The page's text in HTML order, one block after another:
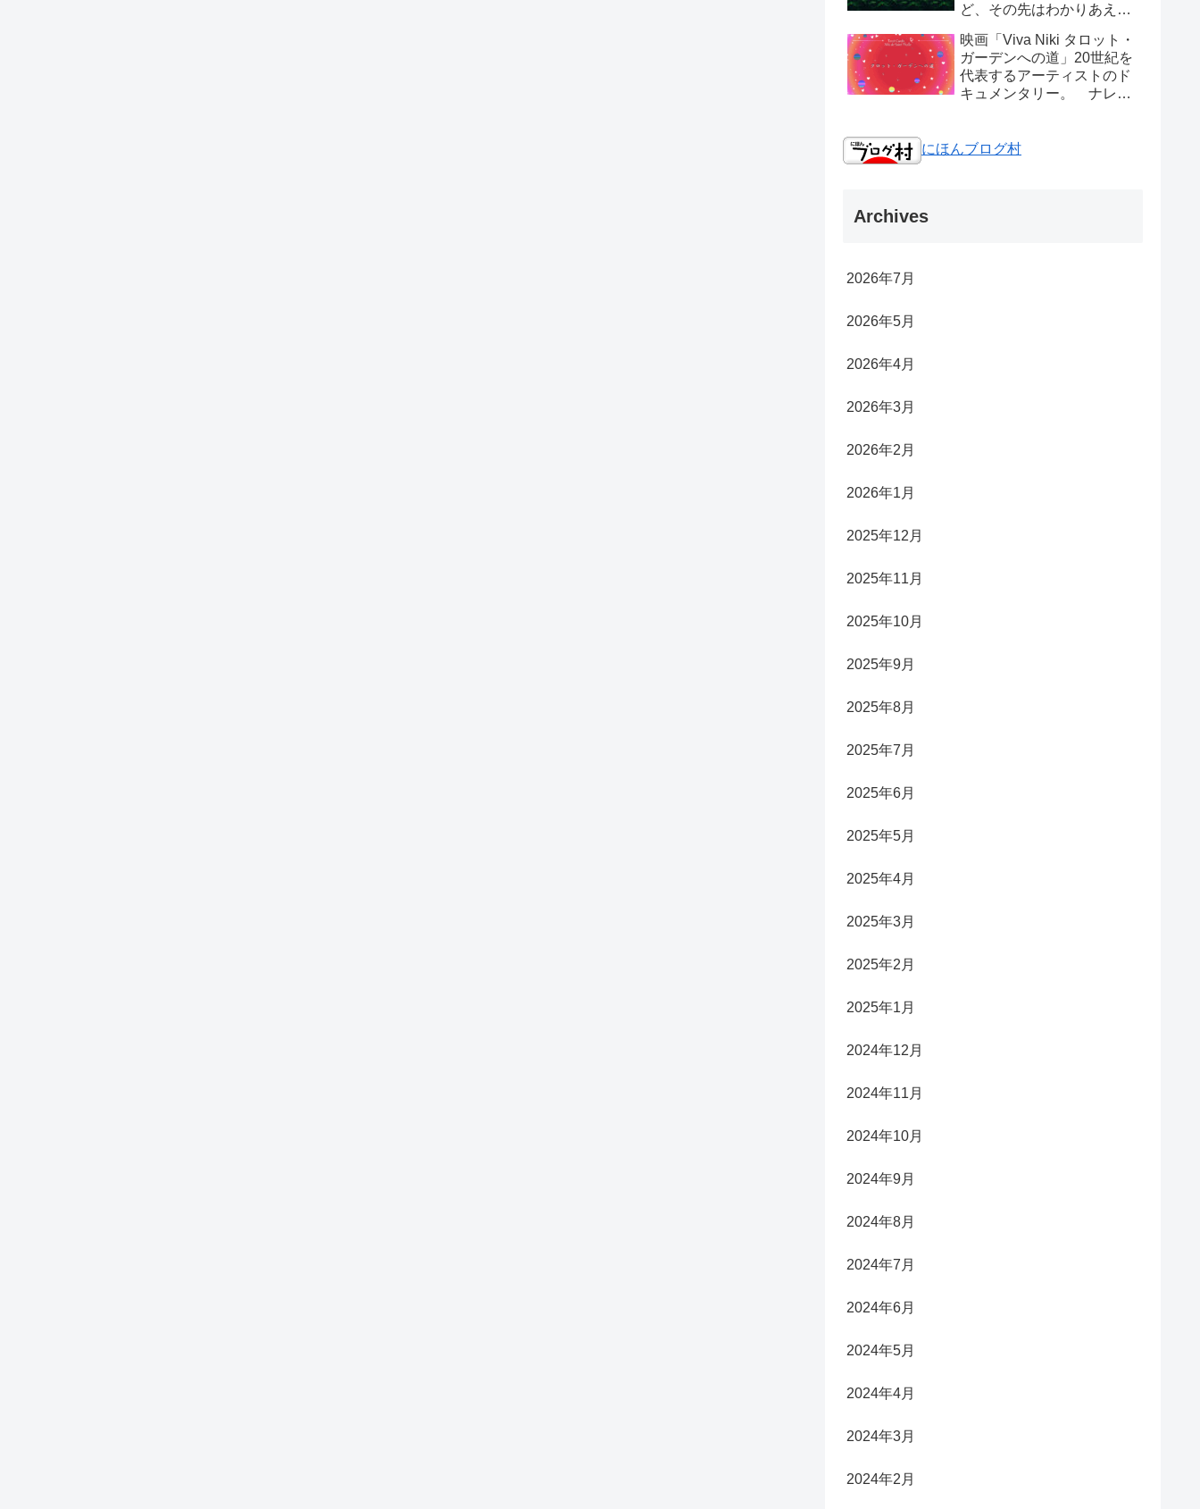
ど、その先はわかりあえな
映画「Viva Niki タロット・
ガーデンへの道」20世紀を
代表するアーティストのド
キュメンタリー。 ナレー
にほんブログ村
Archives
2026年7月
2026年5月
2026年4月
2026年3月
2026年2月
2026年1月
2025年12月
2025年11月
2025年10月
2025年9月
2025年8月
2025年7月
2025年6月
2025年5月
2025年4月
2025年3月
2025年2月
2025年1月
2024年12月
2024年11月
2024年10月
2024年9月
2024年8月
2024年7月
2024年6月
2024年5月
2024年4月
2024年3月
2024年2月